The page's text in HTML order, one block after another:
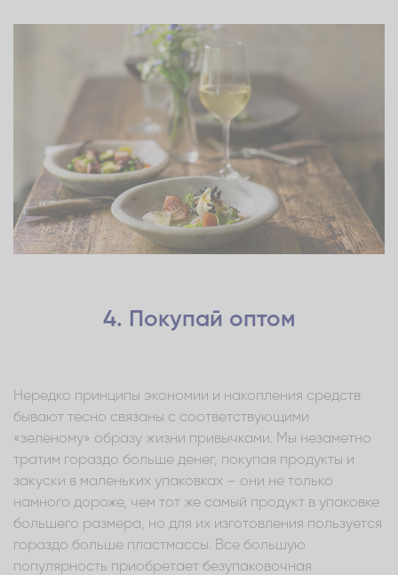
4. Покупай оптом
Нередко принципы экономии и накопления средств
бывают тесно связаны с соответствующими
«зеленому» образу жизни привычками. Мы незаметно
тратим гораздо больше денег, покупая продукты и
закуски в маленьких упаковках – они не только
намного дороже, чем тот же самый продукт в упаковке
большего размера, но для их изготовления пользуется
гораздо больше пластмассы. Все большую
популярность приобретает безупаковочная